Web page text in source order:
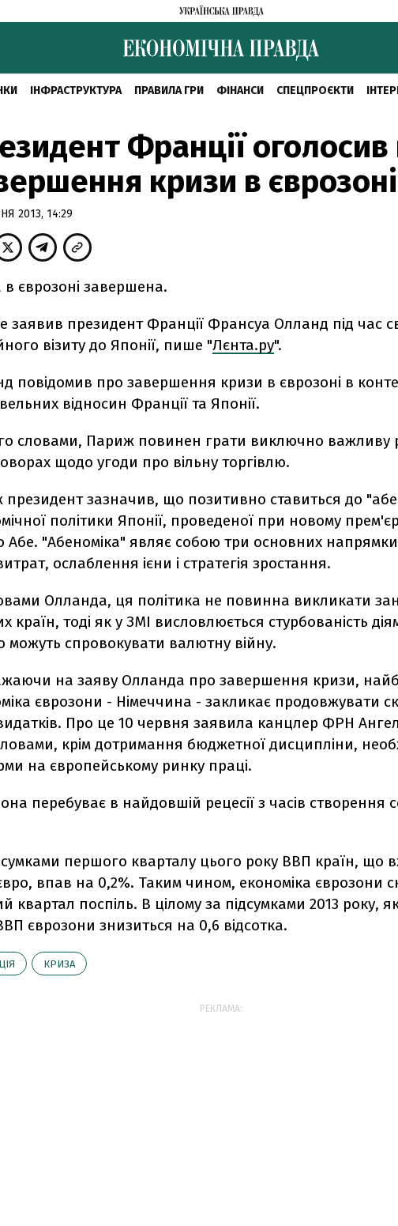
ІНФРАСТРУКТУРА ПРАВИЛА ГРИ ФІНАНСИ СПЕЦПРОЄКТИ
Франції оголосив
кризи в єврозоні
2013, 14:29
в єврозоні завершена.
заявив президент Франції Франсуа Олланд під час
візиту до Японії, пише "Лєнта.ру".
повідомив про завершення кризи в єврозоні в
відносин Франції та Японії.
словами, Париж повинен грати виключно важливу
щодо угоди про вільну торгівлю.
президент зазначив, що позитивно ставиться до
політики Японії, проведеної при новому прем'єр-
Абе. "Абеноміка" являє собою три основних
ослаблення ієни і стратегія зростання.
Олланда, ця політика не повинна викликати
країн, тоді як у ЗМІ висловлюється стурбованість
можуть спровокувати валютну війну.
на заяву Олланда про завершення кризи,
єврозони - Німеччина - закликає продовжувати
Про це 10 червня заявила канцлер ФРН
крім дотримання бюджетної дисципліни,
на європейському ринку праці.
перебуває в найдовшій рецесії з часів створення
першого кварталу цього року ВВП країн, що
впав на 0,2%. Таким чином, економіка єврозони
квартал поспіль. В цілому за підсумками 2013 року,
єврозони знизиться на 0,6 відсотка.
КРИЗА
РЕКЛАМА: